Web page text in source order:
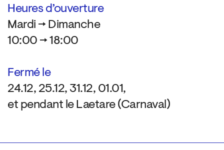
Heures d’ouverture
Mardi → Dimanche
10:00 → 18:00
Fermé le
24.12, 25.12, 31.12, 01.01,
et pendant le Laetare (Carnaval)